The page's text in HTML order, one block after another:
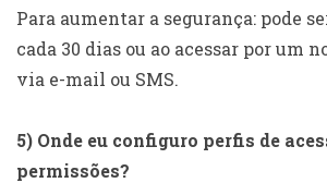
Para aumentar a segurança: pode
cada 30 dias ou ao acessar por um
via e-mail ou SMS.
5) Onde eu configuro perfis de
permissões?